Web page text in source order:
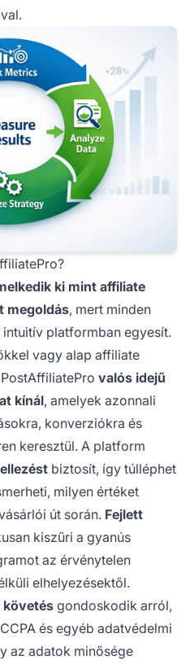
ki mint affiliate
megoldás, mert minden
platformban egyesít.
vagy alap affiliate
valós idejű
kínál, amelyek azonnali
konverziókra és
keresztül. A platform
biztosít, így túlléphet
milyen értéket
út során. Fejlett
kiszűri a gyanús
az érvénytelen
elhelyezésektől.
követés gondoskodik arról,
és egyéb adatvédelmi
az adatok minősége